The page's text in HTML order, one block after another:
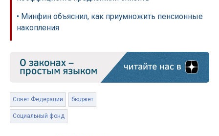
• Минфин объяснил, как приумножить пенсионные
накопления
Совет Федерации бюджет
Социальный фонд